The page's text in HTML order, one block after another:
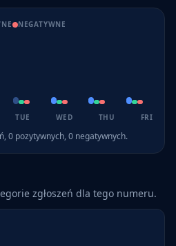
NEGATYWNE
TUE WED THU FRI
0 pozytywnych,0 negatywnych.
zgłoszeń dla tego numeru.